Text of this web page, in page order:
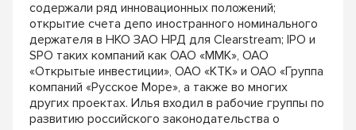
содержали ряд инновационных положений;
открытие счета депо иностранного номинального
держателя в НКО ЗАО НРД для Clearstream; IPO и
SPO таких компаний как ОАО «ММК», ОАО
«Открытые инвестиции», ОАО «КТК» и ОАО «Группа
компаний «Русское Море», а также во многих
других проектах. Илья входил в рабочие группы по
развитию российского законодательства о